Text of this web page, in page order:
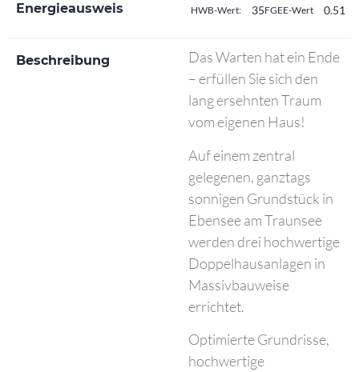
Energieausweis HWB-Wert: 35FGEE-Wert 0.51
Beschreibung
Das Warten hat ein Ende
– erfüllen Sie sich den
lang ersehnten Traum
vom eigenen Haus!
Auf einem zentral
gelegenen, ganztags
sonnigen Grundstück in
Ebensee am Traunsee
werden drei hochwertige
Doppelhausanlagen in
Massivbauweise
errichtet.
Optimierte Grundrisse,
hochwertige